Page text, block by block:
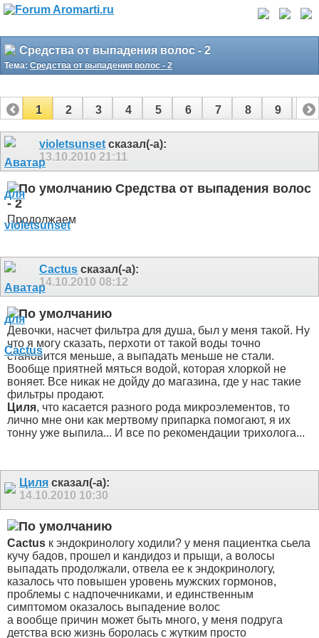
Средства от выпадения волос - 2
Тема: Средства от выпадения волос - 2
1 2 3 4 5 6 7 8 9 10
12 13 15
violetsunset сказал(-а):
13.10.2010 21:11
Средства от выпадения волос
- 2
Продолжаем
Cactus сказал(-а):
14.10.2010 08:12
Девочки, насчет фильтра для душа, был у меня такой. Ну
что я могу сказать, перхоти от такой воды точно
становится меньше, а выпадать меньше не стали.
Вообще приятней мяться водой, которая хлоркой не
воняет. Все никак не дойду до магазина, где у нас такие
фильтры продают.
Циля, что касается разного рода микроэлементов, то
лично мне они как мертвому припарка помогают, я их
тонну уже выпила... И все по рекомендации трихолога...
Циля сказал(-а):
14.10.2010 10:30
Cactus к эндокринологу ходили? у меня пациентка сьела
кучу бадов, прошел и кандидоз и прыщи, а волосы
выпадать продолжали, отвела ее к эндокринологу,
казалось что повышен уровень мужских гормонов,
проблемы с надпочечниками, и единственным
симптомом оказалось выпадение волос
а вообще причин может быть много, у меня подруга
детства всю жизнь боролась с жутким просто